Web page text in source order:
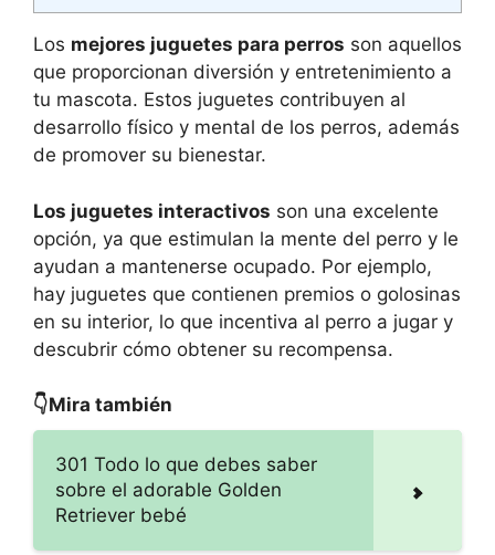
Los mejores juguetes para perros son aquellos
que proporcionan diversión y entretenimiento a
tu mascota. Estos juguetes contribuyen al
desarrollo físico y mental de los perros, además
de promover su bienestar.
Los juguetes interactivos son una excelente
opción, ya que estimulan la mente del perro y le
ayudan a mantenerse ocupado. Por ejemplo,
hay juguetes que contienen premios o golosinas
en su interior, lo que incentiva al perro a jugar y
descubrir cómo obtener su recompensa.
👇Mira también
301 Todo lo que debes saber
sobre el adorable Golden
Retriever bebé